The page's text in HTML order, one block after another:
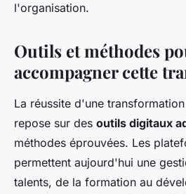
l'organisation.
Outils et méthodes
accompagner cette
La réussite d'une
repose sur des outils digitaux
méthodes éprouvées. Les
permettent aujourd'hui une
talents, de la formation au